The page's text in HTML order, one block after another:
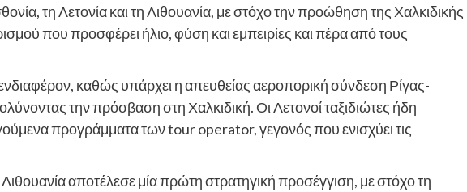
τη Λετονία και τη Λιθουανία, με στόχο την προώθηση της Χαλκιδικής
που προσφέρει ήλιο, φύση και εμπειρίες και πέρα από τους
καθώς υπάρχει η απευθείας αεροπορική σύνδεση Ρίγας-
την πρόσβαση στη Χαλκιδική. Οι Λετονοί ταξιδιώτες ήδη
προγράμματα των tour operator, γεγονός που ενισχύει τις
αποτέλεσε μία πρώτη στρατηγική προσέγγιση, με στόχο τη